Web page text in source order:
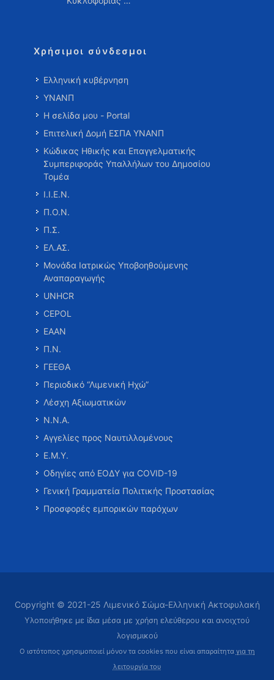
Χρήσιμοι σύνδεσμοι
Ελληνική κυβέρνηση
ΥΝΑΝΠ
Η σελίδα μου - Portal
Επιτελική Δομή ΕΣΠΑ ΥΝΑΝΠ
Κώδικας Ηθικής και Επαγγελματικής
Συμπεριφοράς Υπαλλήλων του Δημοσίου
Τομέα
Ι.Ι.Ε.Ν.
Π.Ο.Ν.
Π.Σ.
ΕΛ.ΑΣ.
Μονάδα Ιατρικώς Υποβοηθούμενης
Αναπαραγωγής
UNHCR
CEPOL
ΕΑΑΝ
Π.Ν.
ΓΕΕΘΑ
Περιοδικό “Λιμενική Ηχώ”
Λέσχη Αξιωματικών
Ν.Ν.Α.
Αγγελίες προς Ναυτιλλομένους
Ε.Μ.Υ.
Οδηγίες από ΕΟΔΥ για COVID-19
Γενική Γραμματεία Πολιτικής Προστασίας
Προσφορές εμπορικών παρόχων
Copyright © 2021-25 Λιμενικό Σώμα-Ελληνική Ακτοφυλακή
Υλοποιήθηκε με ίδια μέσα με χρήση ελεύθερου και ανοιχτού
λογισμικού
Ο ιστότοπος χρησιμοποιεί μόνον τα cookies που είναι απαραίτητα για τη
λειτουργία του